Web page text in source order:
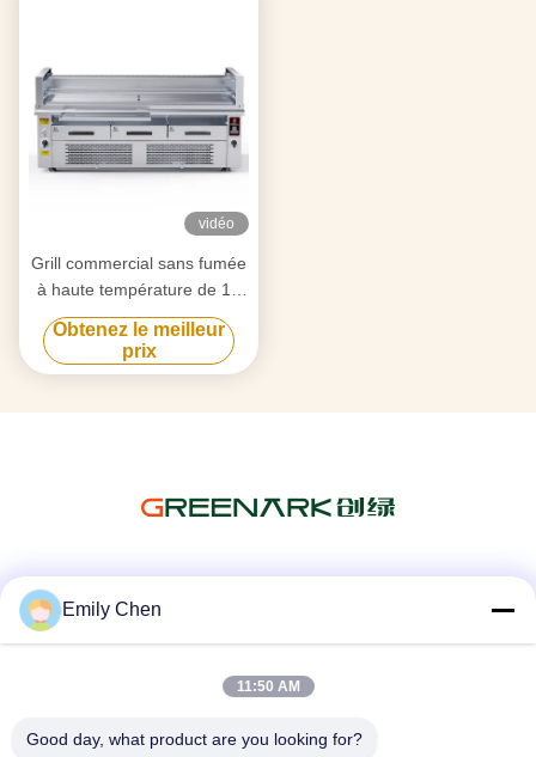
vidéo
Grill commercial sans fumée
à haute température de 15
kW
Obtenez le meilleur
prix
Emily Chen
11:50 AM
Good day, what product are you looking for?